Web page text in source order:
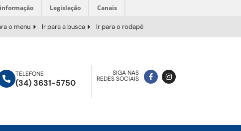
Legislação Canais
o menu Ir para a busca Ir para o rodapé
TELEFONE
(34) 3631-5750
SIGA NAS
REDES SOCIAIS